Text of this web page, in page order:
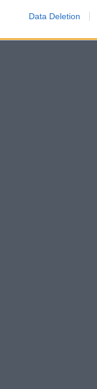
Data Deletion